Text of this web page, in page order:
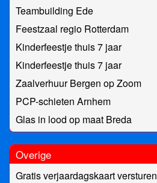
Teambuilding Ede
Feestzaal regio Rotterdam
Kinderfeestje thuis 7 jaar
Kinderfeestje thuis 7 jaar
Zaalverhuur Bergen op Zoom
PCP-schieten Arnhem
Glas in lood op maat Breda
Overige
Gratis verjaardagskaart versturen